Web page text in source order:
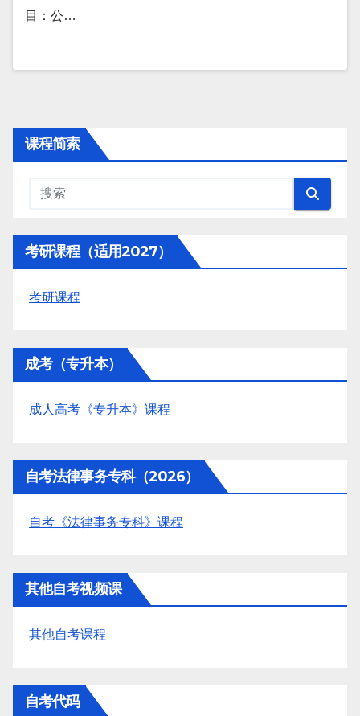
目：公…
课程简索
考研课程（适用2027）
考研课程
成考（专升本）
成人高考《专升本》课程
自考法律事务专科（2026）
自考《法律事务专科》课程
其他自考视频课
其他自考课程
自考代码